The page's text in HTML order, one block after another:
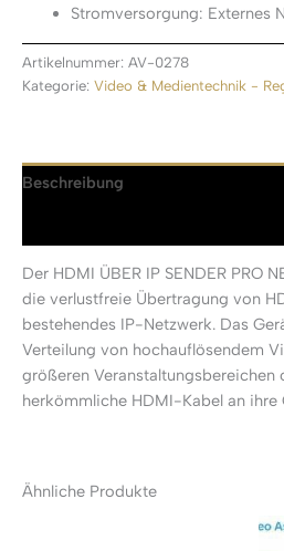
Stromversorgung: Externes
Artikelnummer: AV-0278
Kategorie: Video & Medientechnik -
Beschreibung
Der HDMI ÜBER IP SENDER PRO
die verlustfreie Übertragung von
bestehendes IP-Netzwerk. Das
Verteilung von hochauflösendem
größeren Veranstaltungsbereichen
herkömmliche HDMI-Kabel an ihre
Ähnliche Produkte